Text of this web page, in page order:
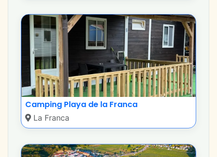
Camping Playa de la Franca
La Franca